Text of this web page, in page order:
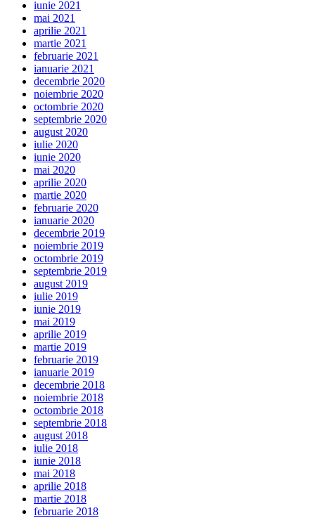
iunie 2021
mai 2021
aprilie 2021
martie 2021
februarie 2021
ianuarie 2021
decembrie 2020
noiembrie 2020
octombrie 2020
septembrie 2020
august 2020
iulie 2020
iunie 2020
mai 2020
aprilie 2020
martie 2020
februarie 2020
ianuarie 2020
decembrie 2019
noiembrie 2019
octombrie 2019
septembrie 2019
august 2019
iulie 2019
iunie 2019
mai 2019
aprilie 2019
martie 2019
februarie 2019
ianuarie 2019
decembrie 2018
noiembrie 2018
octombrie 2018
septembrie 2018
august 2018
iulie 2018
iunie 2018
mai 2018
aprilie 2018
martie 2018
februarie 2018